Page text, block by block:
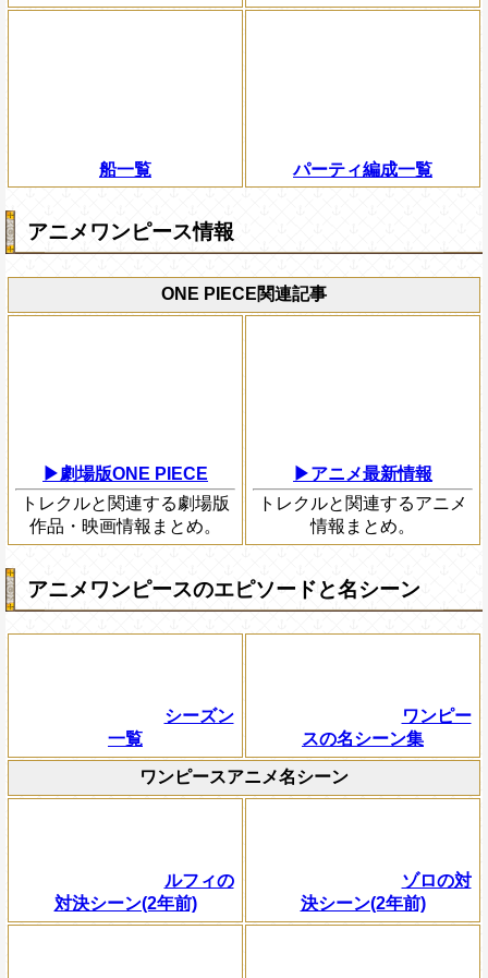
船一覧 パーティ編成一覧
アニメワンピース情報
ONE PIECE関連記事
▶劇場版ONE PIECE
トレクルと関連する劇場版
作品・映画情報まとめ。
▶アニメ最新情報
トレクルと関連するアニメ
情報まとめ。
アニメワンピースのエピソードと名シーン
シーズン
一覧
ワンピー
スの名シーン集
ワンピースアニメ名シーン
ルフィの
対決シーン(2年前)
ゾロの対
決シーン(2年前)